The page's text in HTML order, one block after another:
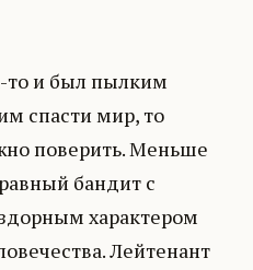
то и был пылким
спасти мир, то
поверить. Меньше
бандит с
характером
Лейтенант